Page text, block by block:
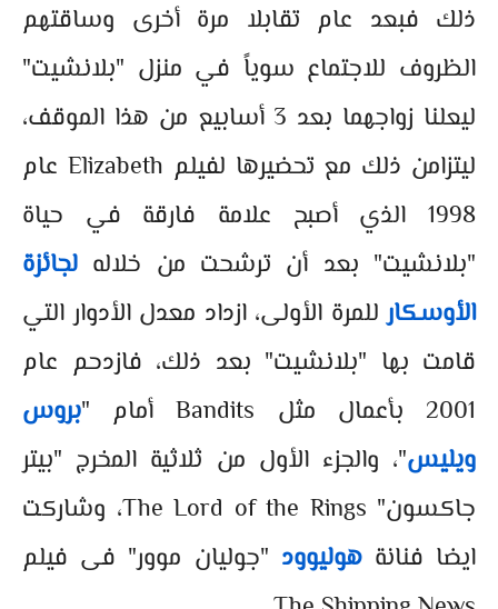
ذلك فبعد عام تقابلا مرة أخرى وساقتهم
الظروف للاجتماع سوياً في منزل "بلانشيت"
ليعلنا زواجهما بعد 3 أسابيع من هذا الموقف،
ليتزامن ذلك مع تحضيرها لفيلم Elizabeth عام
1998 الذي أصبح علامة فارقة في حياة
"بلانشيت" بعد أن ترشحت من خلاله لجائزة
الأوسكارللمرة الأولى، ازداد معدل الأدوار التي
قامت بها "بلانشيت" بعد ذلك، فازدحم عام
2001 بأعمال مثل Bandits أمام "
بروس
ويليس"، والجزء الأول من ثلاثية المخرج "بيتر
جاكسون" The Lord of the Rings، وشاركت
ايضا فنانةهوليوود "جوليان موور" فى فيلم